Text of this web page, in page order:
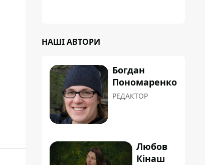
НАШІ АВТОРИ
Богдан
Пономаренко
РЕДАКТОР
Любов
Кінаш